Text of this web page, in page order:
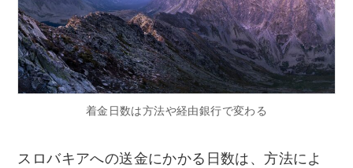
着金日数は方法や経由銀行で変わる
スロバキアへの送金にかかる日数は、方法によ